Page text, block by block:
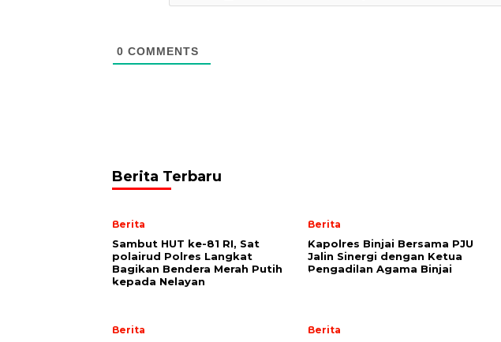
0 COMMENTS
Berita Terbaru
Berita
Sambut HUT ke-81 RI, Sat
polairud Polres Langkat
Bagikan Bendera Merah Putih
kepada Nelayan
Berita
Kapolres Binjai Bersama PJU
Jalin Sinergi dengan Ketua
Pengadilan Agama Binjai
Berita Berita